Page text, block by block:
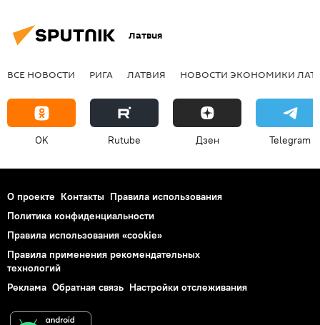
Латвия
ВСЕ НОВОСТИ РИГА ЛАТВИЯ НОВОСТИ ЭКОНОМИКИ
OK Rutube Дзен Telegram
О проекте Контакты Правила использования
Политика конфиденциальности
Правила использования «cookie»
Правила применения рекомендательных
технологий
Реклама Обратная связь Настройки отслеживания